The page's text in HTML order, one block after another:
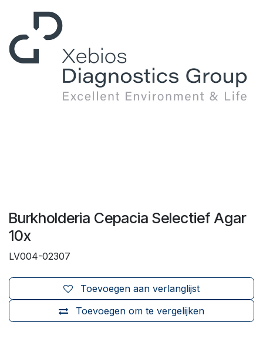
Burkholderia Cepacia Selectief Agar
10x
LV004-02307
Toevoegen om te vergelijken
Toevoegen aan verlanglijst